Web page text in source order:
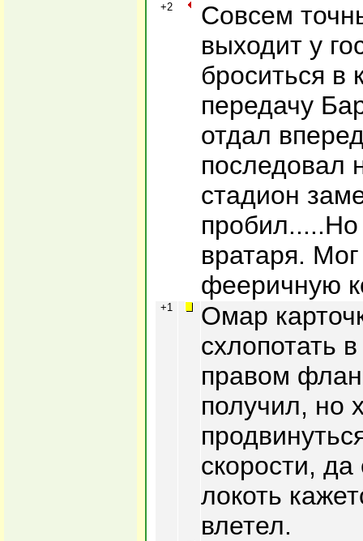
+2
Совсем
выходит у
броситься в
передачу
отдал
последовал
стадион
пробил.....Но
вратаря.
фееричную
+1
Омар
схлопотать
правом
получил, но
скорости,
локоть
влетел.